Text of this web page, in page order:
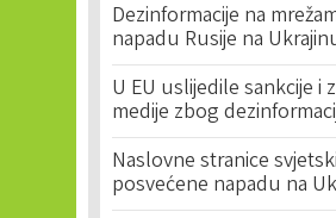
Dezinformacije na
napadu Rusije na
U EU uslijedile sankcije i
medije zbog
Naslovne stranice
posvećene napadu na